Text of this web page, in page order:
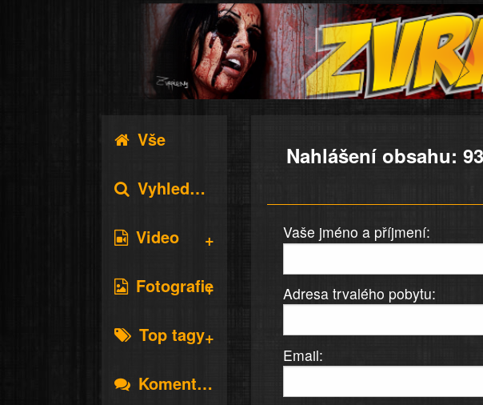
Vše
Vyhledávání
Video
Fotografie
Top tagy
Komentáře
Nahlášení obsahu:
Vaše jméno a příjmení:
Adresa trvalého pobytu:
Email: